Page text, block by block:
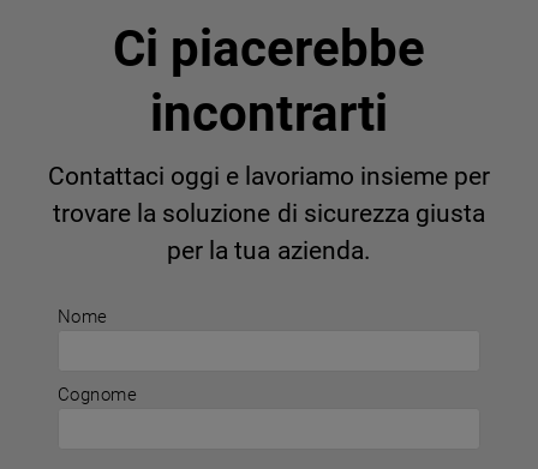
Nome
Cognome
Ci piacerebbe
incontrarti
Contattaci oggi e lavoriamo insieme per
trovare la soluzione di sicurezza giusta
per la tua azienda.